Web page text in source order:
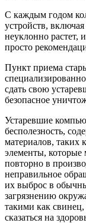
С каждым годом
устройств,
неуклонно растет,
просто
Пункт приема
сдать свою
безопасное
Устаревшие
бесполезность,
материалов, таких
элементы, которые
повторно в
неправильное
их выброс в
загрязнению
такими как
сказаться на